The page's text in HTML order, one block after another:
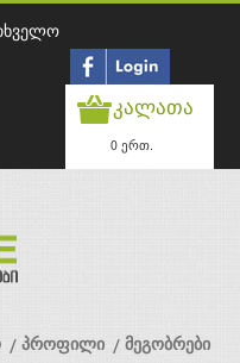
კალათა
0 ერთ.
პროფილი მეგობრები